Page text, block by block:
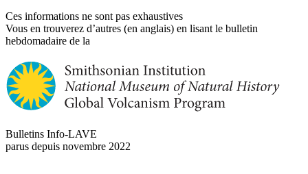
Ces informations ne sont pas exhaustives
Vous en trouverez d’autres (en anglais) en lisant le bulletin
hebdomadaire de la
Bulletins Info-LAVE
parus depuis novembre 2022